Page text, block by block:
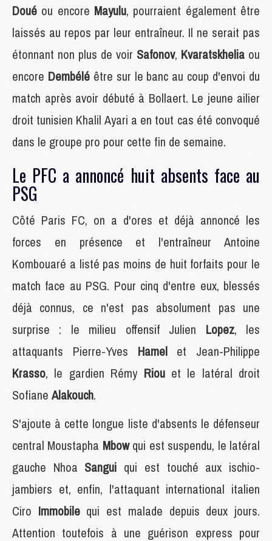
Doué ou encore Mayulu, pourraient également être
laissés au repos par leur entraîneur. Il ne serait pas
étonnant non plus de voir Safonov, Kvaratskhelia ou
encore Dembélé être sur le banc au coup d'envoi du
match après avoir débuté à Bollaert. Le jeune ailier
droit tunisien Khalil Ayari a en tout cas été convoqué
dans le groupe pro pour cette fin de semaine.
Le PFC a annoncé huit absents face au
PSG
Côté Paris FC, on a d'ores et déjà annoncé les
forces en présence et l'entraîneur Antoine
Kombouaré a listé pas moins de huit forfaits pour le
match face au PSG. Pour cinq d'entre eux, blessés
déjà connus, ce n'est pas absolument pas une
surprise : le milieu offensif Julien Lopez, les
attaquants Pierre-Yves Hamel et Jean-Philippe
Krasso, le gardien Rémy Riouet le latéral droit
Sofiane Alakouch.
S'ajoute à cette longue liste d'absents le défenseur
central Moustapha Mbowqui est suspendu, le latéral
gauche Nhoa Sangui qui est touché aux ischio-
jambiers et, enfin, l'attaquant international italien
Ciro Immobile qui est malade depuis deux jours.
Attention toutefois à une guérison express pour